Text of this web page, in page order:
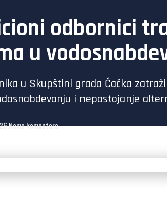
odbornici
u
u Skupštini grada Čačka
i nepostojanje
Nema komentara